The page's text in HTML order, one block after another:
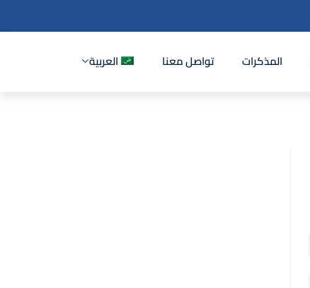
المذكرات تواصل معنا العربية